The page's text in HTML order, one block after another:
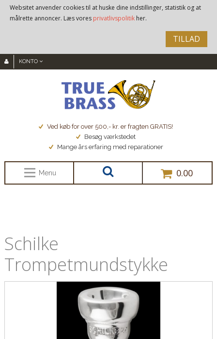
Websitet anvender cookies til at huske dine indstillinger, statistik og at
målrette annoncer. Læs vores privatlivspolitik her.
TILLAD
KONTO
Ved køb for over 500,- kr. er fragten GRATIS!
Besøg værkstedet
Mange års erfaring med reparationer
0.00
Menu
Schilke
Trompetmundstykke